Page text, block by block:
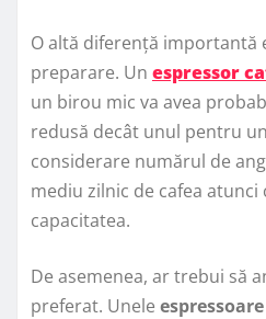
O altă diferență importantă
preparare. Un espressor
un birou mic va avea
redusă decât unul pentru
considerare numărul de
mediu zilnic de cafea atunci
capacitatea.
De asemenea, ar trebui să
preferat. Unele